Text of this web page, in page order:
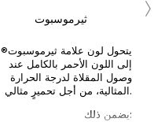
ثيرموسبوت
يتحول لون علامة ثيرموسبوت®
إلى اللون الأحمر بالكامل عند
وصول المقلاة لدرجة الحرارة
المثالية، من أجل تحميرٍ مثالي.
يضمن ذلك: